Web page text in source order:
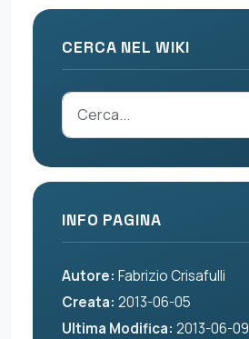
CERCA NEL WIKI
INFO PAGINA
Autore: Fabrizio Crisafulli
Creata: 2013-06-05
Ultima Modifica: 2013-06-09